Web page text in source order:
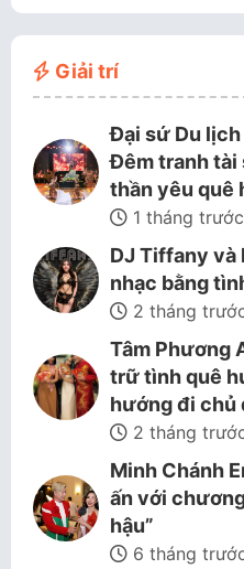
Giải trí
Đại sứ Du
Đêm tranh tài
thần yêu quê
1 tháng trước
DJ Tiffany và
nhạc bằng
2 tháng
Tâm Phương
trữ tình quê
hướng đi chủ
2 tháng
Minh Chánh
ấn với
hậu”
6 tháng